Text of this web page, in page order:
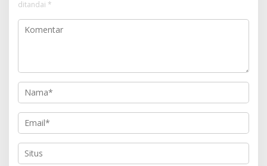
ditandai *